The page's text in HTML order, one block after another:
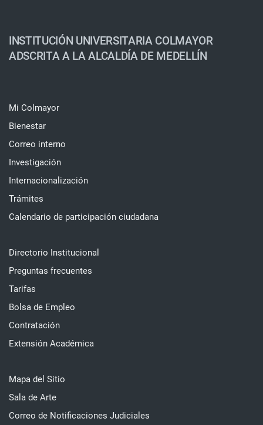
INSTITUCIÓN UNIVERSITARIA COLMAYOR
ADSCRITA A LA ALCALDÍA DE MEDELLÍN
Mi Colmayor
Bienestar
Correo interno
Investigación
Internacionalización
Trámites
Calendario de participación ciudadana
Directorio Institucional
Preguntas frecuentes
Tarifas
Bolsa de Empleo
Contratación
Extensión Académica
Mapa del Sitio
Sala de Arte
Correo de Notificaciones Judiciales